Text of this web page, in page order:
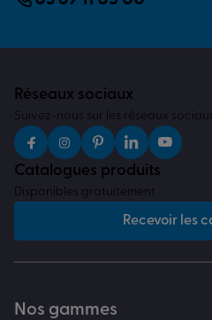
Réseaux sociaux
Suivez-nous sur les réseaux
Catalogues produits
Disponibles gratuitement
Recevoir les
Nos gammes